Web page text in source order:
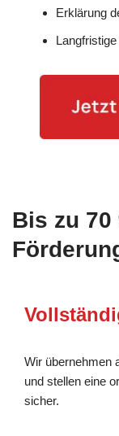
Erklärung
Bis zu
Wir übernehmen
und stellen eine
sicher.